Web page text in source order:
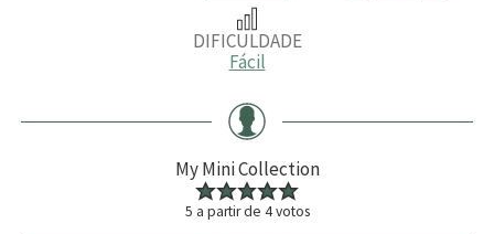
DIFICULDADE
Fácil
My Mini Collection
5 a partir de 4votos